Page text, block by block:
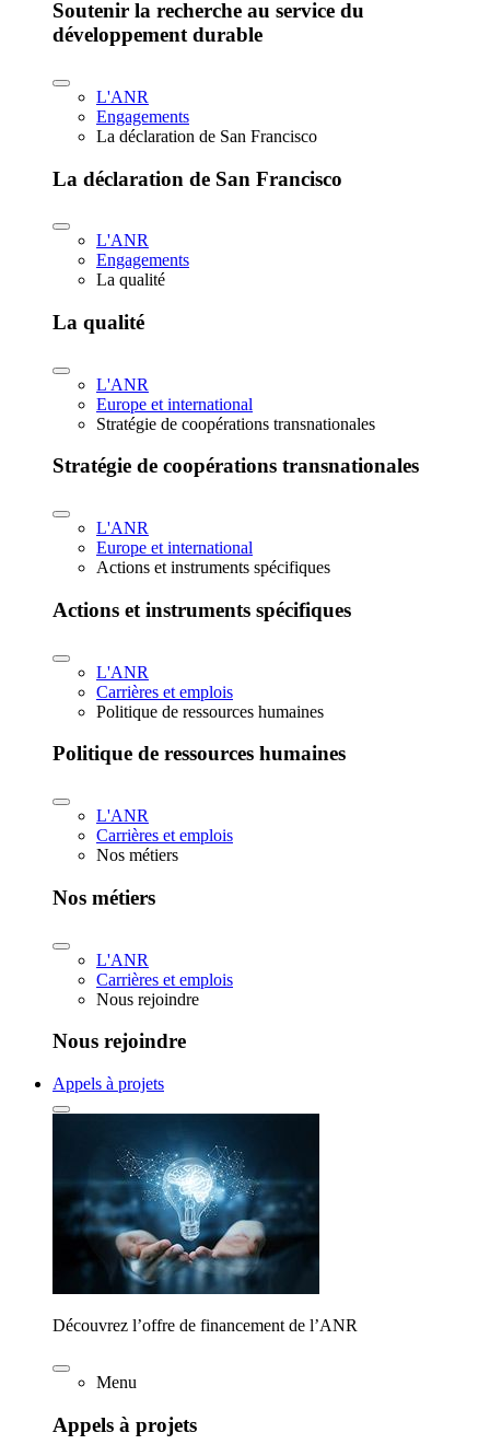
Soutenir la recherche au service du
développement durable
L'ANR
Engagements
La déclaration de San Francisco
La déclaration de San Francisco
L'ANR
Engagements
La qualité
La qualité
L'ANR
Europe et international
Stratégie de coopérations transnationales
Stratégie de coopérations transnationales
L'ANR
Europe et international
Actions et instruments spécifiques
Actions et instruments spécifiques
L'ANR
Carrières et emplois
Politique de ressources humaines
Politique de ressources humaines
L'ANR
Carrières et emplois
Nos métiers
Nos métiers
L'ANR
Carrières et emplois
Nous rejoindre
Nous rejoindre
Appels à projets
Découvrez l’offre de financement de l’ANR
Menu
Appels à projets